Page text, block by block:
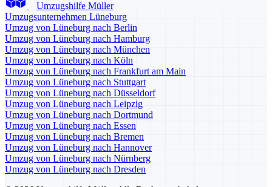
Umzugshilfe Müller
Umzugsunternehmen Lüneburg
Umzug von Lüneburg nach Berlin
Umzug von Lüneburg nach Hamburg
Umzug von Lüneburg nach München
Umzug von Lüneburg nach Köln
Umzug von Lüneburg nach Frankfurt am Main
Umzug von Lüneburg nach Stuttgart
Umzug von Lüneburg nach Düsseldorf
Umzug von Lüneburg nach Leipzig
Umzug von Lüneburg nach Dortmund
Umzug von Lüneburg nach Essen
Umzug von Lüneburg nach Bremen
Umzug von Lüneburg nach Hannover
Umzug von Lüneburg nach Nürnberg
Umzug von Lüneburg nach Dresden